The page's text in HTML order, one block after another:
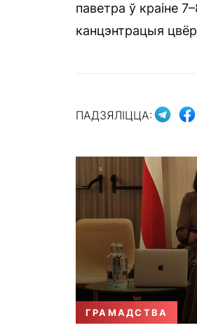
паветра ў краіне
канцэнтрацыя
ПАДЗЯЛІЦЦА:
ГРАМАДСТВА